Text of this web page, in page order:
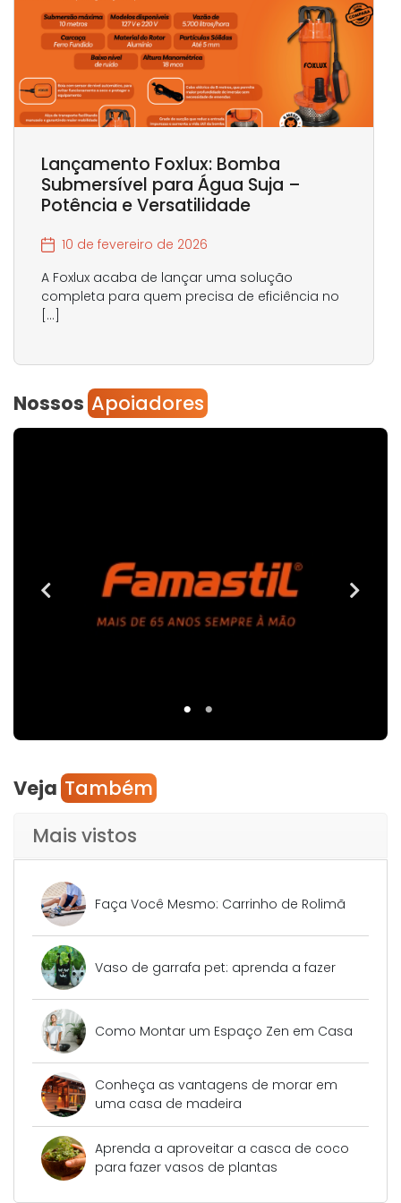
Lançamento Foxlux: Bomba
Submersível para Água Suja –
Potência e Versatilidade
10 de fevereiro de 2026
A Foxlux acaba de lançar uma solução
completa para quem precisa de eficiência no
[…]
Nossos Apoiadores
Veja Também
Mais vistos
Faça Você Mesmo: Carrinho de Rolimã
Vaso de garrafa pet: aprenda a fazer
Como Montar um Espaço Zen em Casa
Conheça as vantagens de morar em
uma casa de madeira
Aprenda a aproveitar a casca de coco
para fazer vasos de plantas